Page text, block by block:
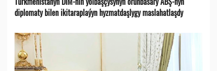
diplomaty bilen ikitaraplaýyn hyzmatdaşlygy maslahatlaşdy